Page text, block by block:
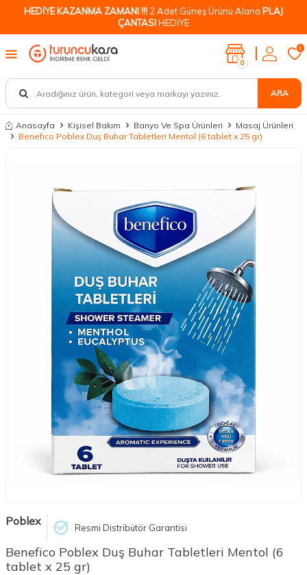
HEDİYE KAZANMA ZAMANI !!! 2 Adet Güneş Ürünü Alana PLAJ
ÇANTASIHEDİYE
ARA
0
0
Anasayfa Kişisel Bakım Banyo Ve Spa Ürünleri
Masaj Ürünleri
Benefico Poblex Duş Buhar Tabletleri Mentol (6 tablet x 25 gr)
Poblex Resmi Distribütör Garantisi
Benefico Poblex Duş Buhar Tabletleri Mentol (6
tablet x 25 gr)